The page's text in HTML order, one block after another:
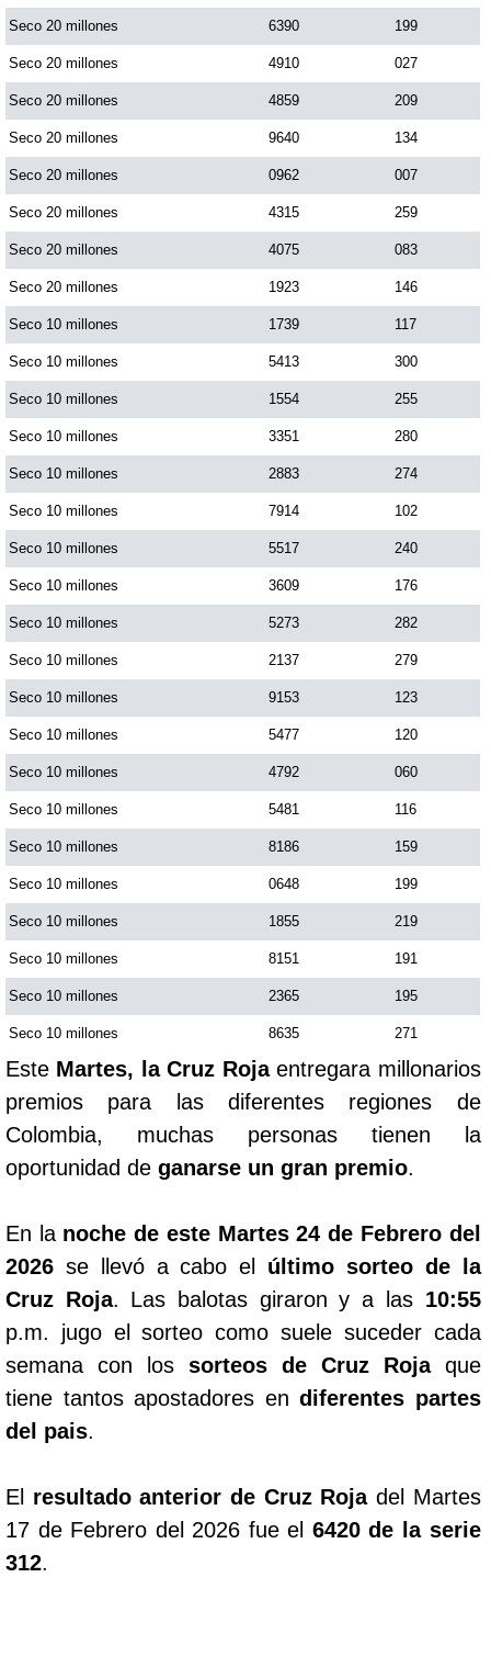
Seco 20 millones 6390 199
Seco 20 millones 4910 027
Seco 20 millones 4859 209
Seco 20 millones 9640 134
Seco 20 millones 0962 007
Seco 20 millones 4315 259
Seco 20 millones 4075 083
Seco 20 millones 1923 146
Seco 10 millones 1739 117
Seco 10 millones 5413 300
Seco 10 millones 1554 255
Seco 10 millones 3351 280
Seco 10 millones 2883 274
Seco 10 millones 7914 102
Seco 10 millones 5517 240
Seco 10 millones 3609 176
Seco 10 millones 5273 282
Seco 10 millones 2137 279
Seco 10 millones 9153 123
Seco 10 millones 5477 120
Seco 10 millones 4792 060
Seco 10 millones 5481 116
Seco 10 millones 8186 159
Seco 10 millones 0648 199
Seco 10 millones 1855 219
Seco 10 millones 8151 191
Seco 10 millones 2365 195
Seco 10 millones 8635 271
Este Martes, la Cruz Rojaentregara millonarios
premios para las diferentes regiones de
Colombia, muchas personas tienen la
oportunidad de ganarse un gran premio.
En la noche de este Martes 24 de Febrero del
2026 se llevó a cabo el último sorteo de la
Cruz Roja. Las balotas giraron y a las 10:55
p.m. jugo el sorteo como suele suceder cada
semana con los sorteos de Cruz Roja que
tiene tantos apostadores endiferentes partes
del pais.
El resultado anterior de Cruz Rojadel Martes
17 de Febrero del 2026 fue el 6420 de la serie
312.